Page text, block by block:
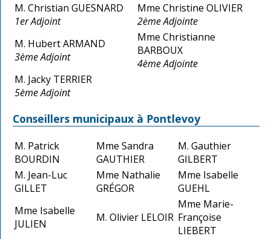
M. Christian GUESNARD
1er Adjoint
Mme Christine OLIVIER
2ème Adjointe
M. Hubert ARMAND
3ème Adjoint
Mme Christianne
BARBOUX
4ème Adjointe
M. Jacky TERRIER
5ème Adjoint
Conseillers municipaux à Pontlevoy
M. Patrick
BOURDIN
Mme Sandra
GAUTHIER
M. Gauthier
GILBERT
M. Jean-Luc
GILLET
Mme Nathalie
GRÉGOR
Mme Isabelle
GUEHL
Mme Isabelle
JULIEN
M. Olivier LELOIR
Mme Marie-
Françoise
LIEBERT